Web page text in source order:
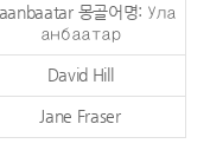
몽골어명: Ула
анбаатар
David Hill
Jane Fraser